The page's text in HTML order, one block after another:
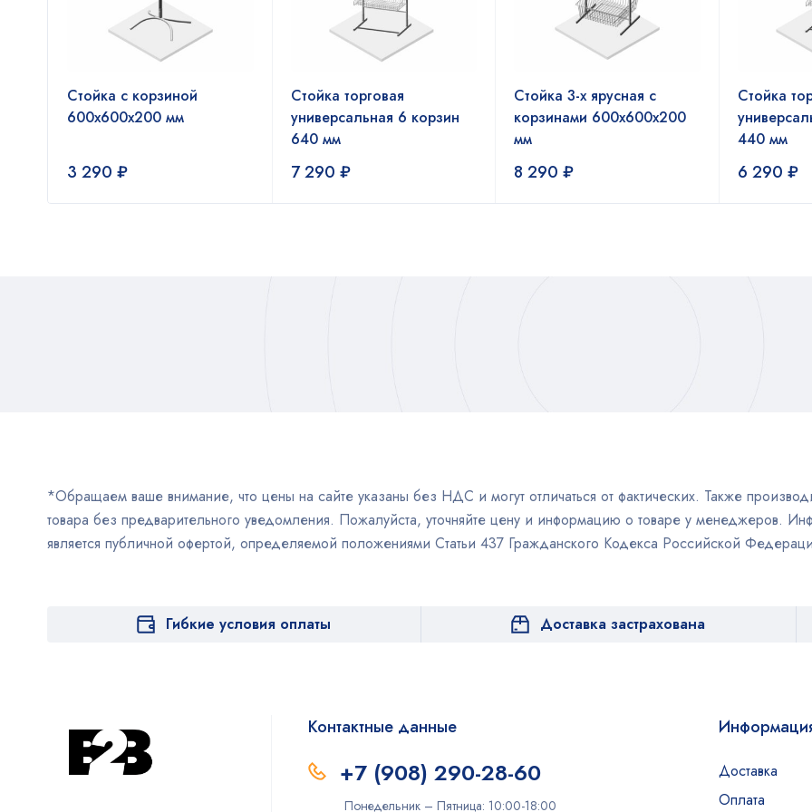
Стойка с корзиной
600x600x200 мм
3 290 ₽
Стойка торговая
универсальная 6 корзин
640 мм
7 290 ₽
Стойка 3-х ярусная с
корзинами 600x600x200
мм
8 290 ₽
Стойка
440 мм
6 290 ₽
*Обращаем ваше внимание, что цены на сайте указаны без НДС и могут отличаться от фактических. Также
товара без предварительного уведомления. Пожалуйста, уточняйте цену и информацию о товаре у менеджеров.
является публичной офертой, определяемой положениями Статьи 437 Гражданского Кодекса Российской
Гибкие условия оплаты Доставка застрахована
Контактные данные
+7 (908) 290-28-60
Понедельник – Пятница: 10:00-18:00
Доставка
Оплата